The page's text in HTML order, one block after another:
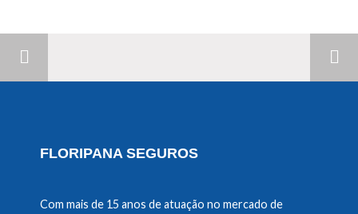
FLORIPANA SEGUROS
Com mais de 15 anos de atuação no mercado de